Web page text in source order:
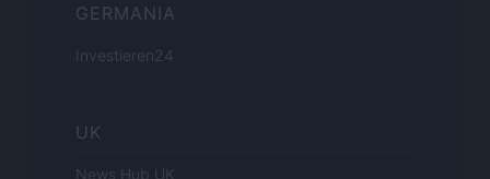
GERMANIA
Investieren24
UK
News Hub UK